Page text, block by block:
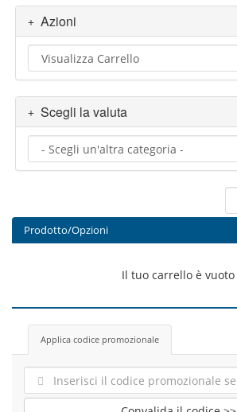
Azioni
Scegli la valuta
Prodotto/Opzioni
Il tuo carrello è vuoto
Applica codice promozionale